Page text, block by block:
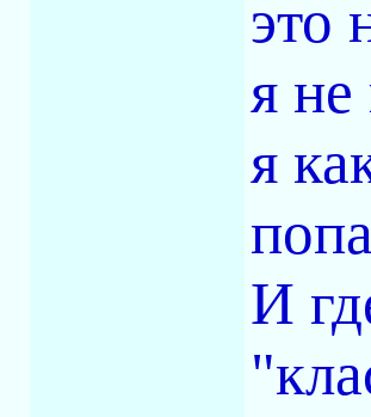
это
я
я
И